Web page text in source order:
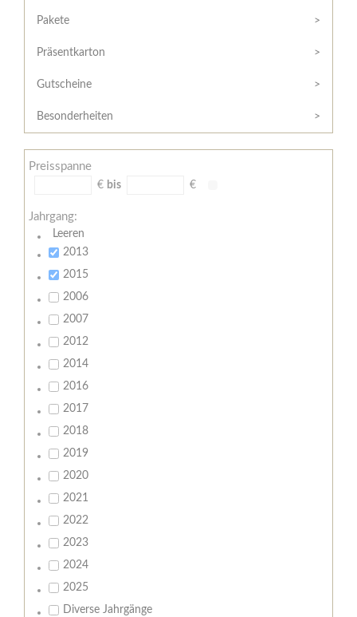
/
Widerrufsformular
AGB
Zahlungsbedingungen
Meine
Pakete
Präsentkarton
Gutscheine
Besonderheiten
Preisspanne
€ bis €
Jahrgang:
Leeren
2013
2015
2006
2007
2012
2014
2016
2017
2018
2019
2020
2021
2022
2023
2024
2025
Diverse Jahrgänge